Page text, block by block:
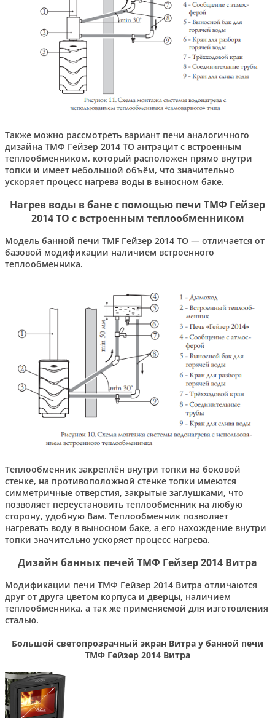
Также можно рассмотреть вариант печи аналогичного
дизайна ТМФ Гейзер 2014 ТО антрацит с встроенным
теплообменником, который расположен прямо внутри
топки и имеет небольшой объём, что значительно
ускоряет процесс нагрева воды в выносном баке.
Нагрев воды в бане с помощью печи ТМФ Гейзер
2014 ТО свстроенным теплообменником
Модель банной печи TMF Гейзер 2014 ТО — отличается от
базовой модификации наличием встроенного
теплообменника.
Теплообменник закреплён внутри топки на боковой
стенке, на противоположной стенке топки имеются
симметричные отверстия, закрытые заглушками, что
позволяет переустановить теплообменник на любую
сторону, удобную Вам. Теплообменник позволяет
нагревать воду в выносном баке, а его нахождение внутри
топки значительно ускоряет процесс нагрева.
Дизайн банных печей ТМФ Гейзер 2014 Витра
Модификации печи ТМФ Гейзер 2014 Витра отличаются
друг от друга цветом корпуса и дверцы, наличием
теплообменника, а так же применяемой для изготовления
сталью.
Большой светопрозрачный экран Витра у банной печи
ТМФ Гейзер 2014 Витра